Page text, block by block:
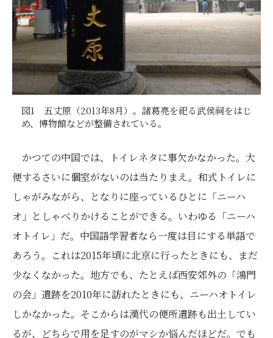
図1 五丈原（2013年8月）。諸葛亮を祀る武侯祠をはじ
め、博物館などが整備されている。
かつての中国では、トイレネタに事欠かなかった。大
便するさいに個室がないのは当たりまえ。和式トイレに
しゃがみながら、となりに座っているひとに「ニーハ
オ」としゃべりかけることができる。いわゆる「ニーハ
オトイレ」だ。中国語学習者なら一度は目にする単語で
あろう。これは2015年頃に北京に行ったときにも、まだ
少なくなかった。地方でも、たとえば西安郊外の「鴻門
の会」遺跡を2010年に訪れたときにも、ニーハオトイレ
しかなかった。そこからは漢代の便所遺跡も出土してい
るが、どちらで用を足すのがマシか悩んだほどだ。でも